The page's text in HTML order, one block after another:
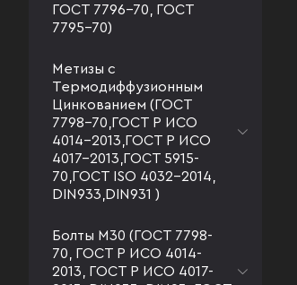
ГОСТ 7796-70, ГОСТ
7795-70)
Метизы с
Термодиффузионным
Цинкованием (ГОСТ
7798-70,ГОСТ Р ИСО
4014-2013,ГОСТ Р ИСО
4017-2013,ГОСТ 5915-
70,ГОСТ ISO 4032-2014,
DIN933,DIN931 )
Болты М30 (ГОСТ 7798-
70, ГОСТ Р ИСО 4014-
2013, ГОСТ Р ИСО 4017-